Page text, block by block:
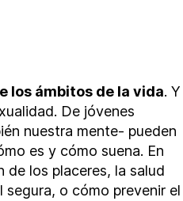
los ámbitos de la vida. Y
De jóvenes
nuestra mente- pueden
es y cómo suena. En
de los placeres, la salud
o cómo prevenir el